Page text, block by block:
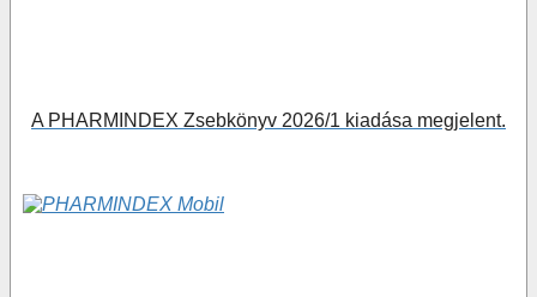
A PHARMINDEX Zsebkönyv 2026/1 kiadása megjelent.